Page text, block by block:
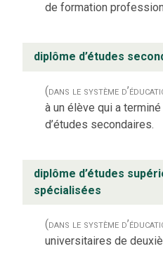
de formation
diplôme d’études
(dans le système
à un élève qui a
d’études secondaires.
diplôme d’études
spécialisées
(dans le système
universitaires de